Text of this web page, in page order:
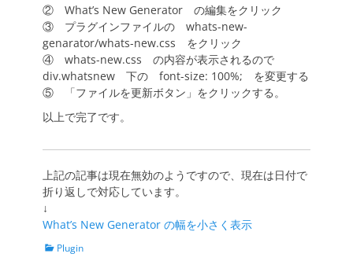
② What’s New Generator の編集をクリック
③ プラグインファイルの whats-new-
genarator/whats-new.css をクリック
④ whats-new.css の内容が表示されるので
div.whatsnew 下の font-size: 100%; を変更する
⑤ 「ファイルを更新ボタン」をクリックする。
以上で完了です。
上記の記事は現在無効のようですので、現在は日付で
折り返しで対応しています。
↓
What’s New Generator の幅を小さく表示
カ Plugin